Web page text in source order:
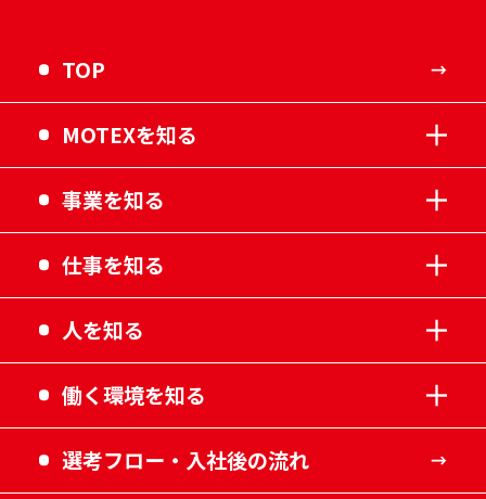
TOP
MOTEXを知る
事業を知る
仕事を知る
人を知る
働く環境を知る
選考フロー・入社後の流れ